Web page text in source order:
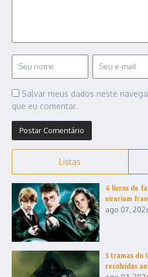
Salvar meus dados neste
que eu comentar.
Listas
4 livros de
virariam
ago 07,
5 tramas do
resolvidas